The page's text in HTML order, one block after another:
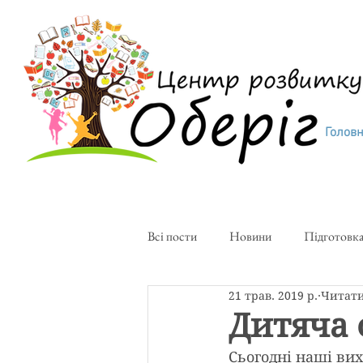
Всі пости Новини
Творча майстерня Художня
Дитяча
21 трав. 2019 р.
Сьогодні наші